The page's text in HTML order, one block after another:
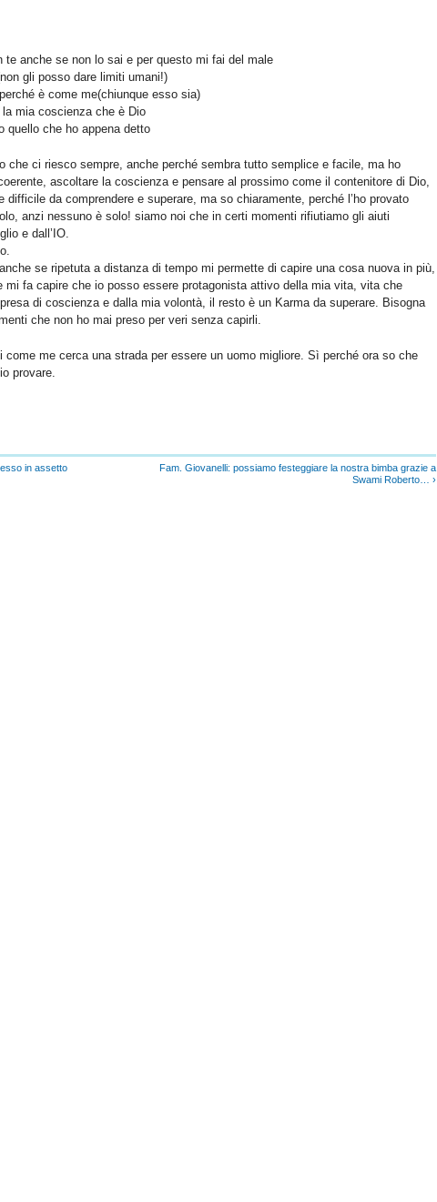
anche se non lo sai e per questo mi fai del male
gli posso dare limiti umani!)
è come me(chiunque esso sia)
mia coscienza che è Dio
quello che ho appena detto
che ci riesco sempre, anche perché sembra tutto semplice e facile, ma ho
ascoltare la coscienza e pensare al prossimo come il contenitore di Dio,
da comprendere e superare, ma so chiaramente, perché l’ho provato
anzi nessuno è solo! siamo noi che in certi momenti rifiutiamo gli aiuti
e dall’IO.
se ripetuta a distanza di tempo mi permette di capire una cosa nuova in più,
mi fa capire che io posso essere protagonista attivo della mia vita, vita che
di coscienza e dalla mia volontà, il resto è un Karma da superare. Bisogna
che non ho mai preso per veri senza capirli.
me cerca una strada per essere un uomo migliore. Sì perché ora so che
provare.
in assetto
Fam. Giovanelli: possiamo festeggiare la nostra bimba grazie a
Swami Roberto… ›